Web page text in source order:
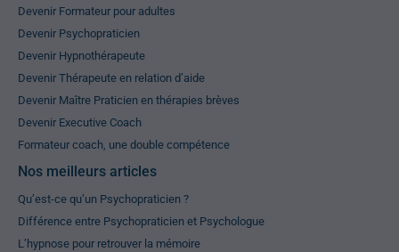
Devenir Formateur pour adultes
Devenir Psychopraticien
Devenir Hypnothérapeute
Devenir Thérapeute en relation d’aide
Devenir Maître Praticien en thérapies brèves
Devenir Executive Coach
Formateur coach, une double compétence
Nos meilleurs articles
Qu’est-ce qu’un Psychopraticien ?
Différence entre Psychopraticien et Psychologue
L’hypnose pour retrouver la mémoire